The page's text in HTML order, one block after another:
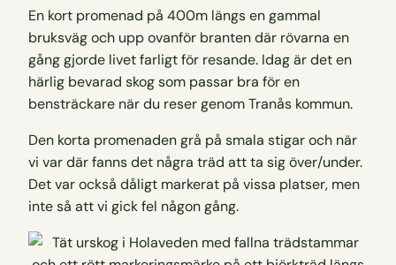
En kort promenad på 400m längs en gammal
bruksväg och upp ovanför branten där rövarna en
gång gjorde livet farligt för resande. Idag är det en
härlig bevarad skog som passar bra för en
bensträckare när du reser genom Tranås kommun.
Den korta promenaden grå på smala stigar och när
vi var där fanns det några träd att ta sig över/under.
Det var också dåligt markerat på vissa platser, men
inte så att vi gick fel någon gång.